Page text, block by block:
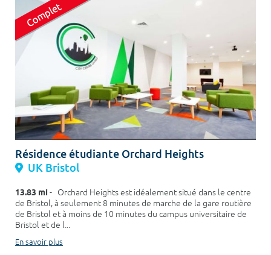
Résidence étudiante Orchard Heights
UK Bristol
13.83 mi - Orchard Heights est idéalement situé dans le centre
de Bristol, à seulement 8 minutes de marche de la gare routière
de Bristol et à moins de 10 minutes du campus universitaire de
Bristol et de l...
En savoir plus